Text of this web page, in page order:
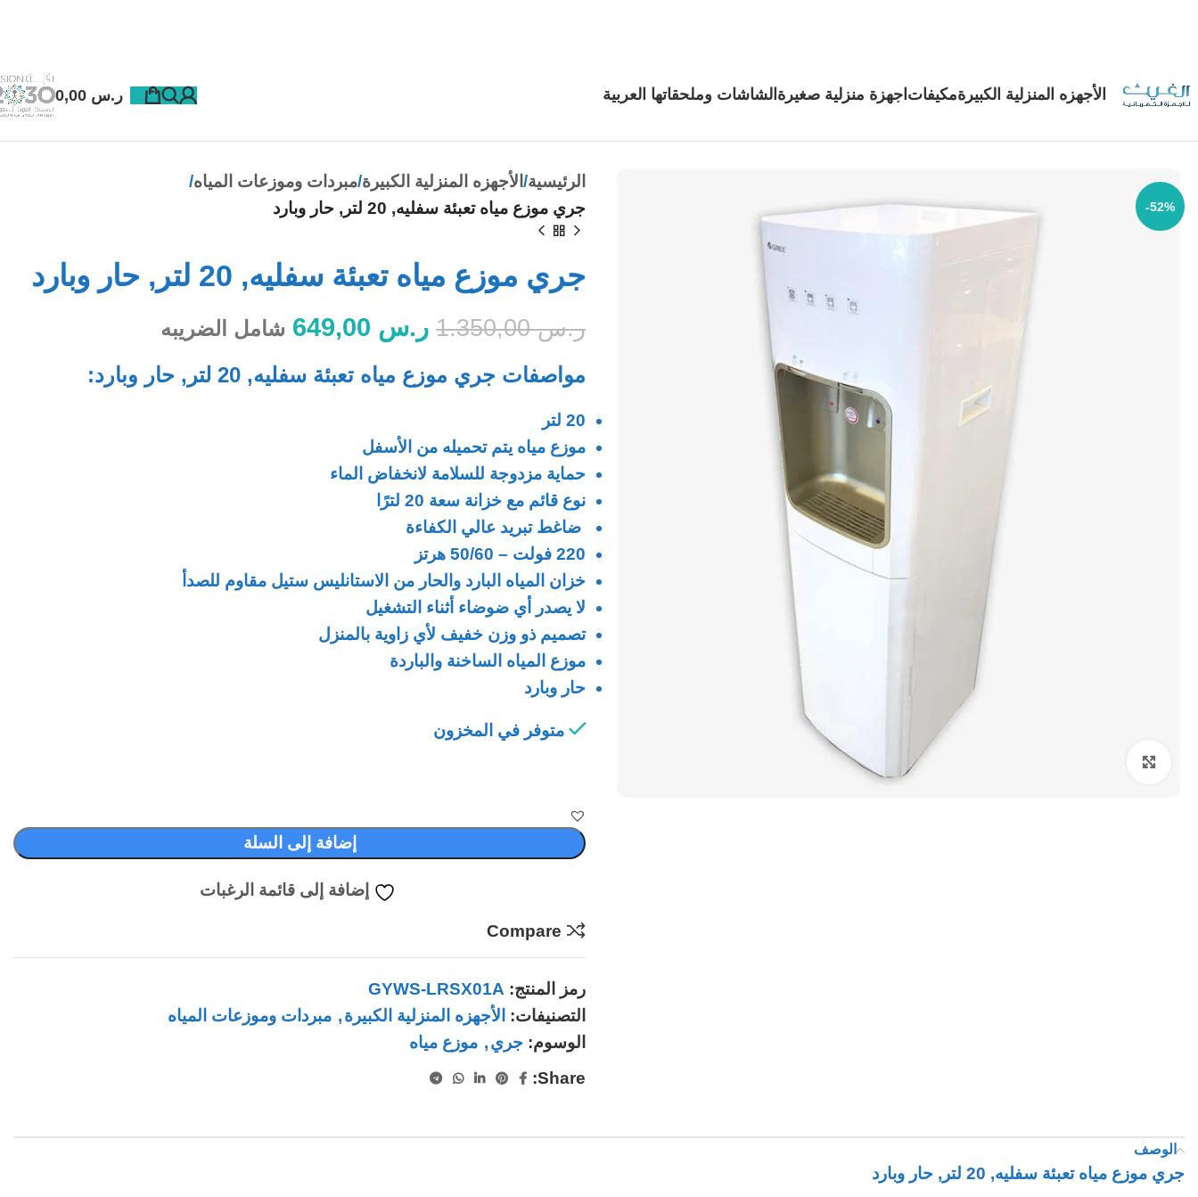
الأجهزه المنزلية الكبيرةمكيفات اجهزة منزلية صغيرة الشاشات وملحقاتها العربية ر.س
-52%
الرئيسية الأجهزه المنزلية الكبيرة مبردات وموزعات المياه
جري موزع مياه تعبئة سفليه, 20 لتر, حار وبارد
جري موزع مياه تعبئة سفليه, 20 لتر, حار وبارد
ر.س1.350,00 ر.س شامل الضريبه
مواصفات جري موزع مياه تعبئة سفليه, 20 لتر, حار وبارد:
20 لتر
موزع مياه يتم تحميله من الأسفل
حماية مزدوجة للسلامة لانخفاض الماء
نوع قائم مع خزانة سعة 20 لترًا
ضاغط تبريد عالي الكفاءة
220 فولت – 50/60 هرتز
خزان المياه البارد والحار من الاستانليس ستيل مقاوم للصدأ
لا يصدر أي ضوضاء أثناء التشغيل
تصميم ذو وزن خفيف لأي زاوية بالمنزل
موزع المياه الساخنة والباردة
حار وبارد
متوفر في المخزون
إضافة إلى السلة
إضافة إلى قائمة الرغبات
Compare
رمز المنتج: GYWS-LRSX01A
التصنيفات: الأجهزه المنزلية الكبيرة, مبردات وموزعات المياه
الوسوم: جري, موزع مياه
Share:
الوصف
جري موزع مياه تعبئة سفليه, 20 لتر, حار وبارد